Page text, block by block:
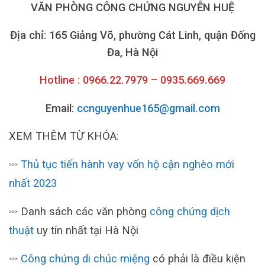
VĂN PHÒNG CÔNG CHỨNG NGUYỄN HUỆ
Địa chỉ: 165 Giảng Võ, phường Cát Linh, quận Đống
Đa, Hà Nội
Hotline : 0966.22.7979 – 0935.669.669
Email: ccnguyenhue165@gmail.com
XEM THÊM TỪ KHÓA:
>>> Thủ tục tiến hành vay vốn hộ cận nghèo mới
nhất 2023
>>> Danh sách các văn phòng công chứng dịch
thuật uy tín nhất tại Hà Nội
>>> Công chứng di chúc miệng có phải là điều kiện